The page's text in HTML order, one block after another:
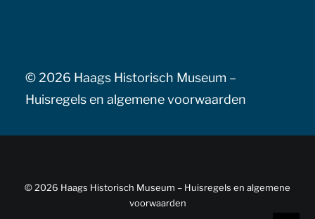
© 2026 Haags Historisch Museum –
Huisregels en algemene voorwaarden
© 2026 Haags Historisch Museum – Huisregels en algemene
voorwaarden